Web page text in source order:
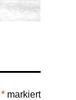
* markiert